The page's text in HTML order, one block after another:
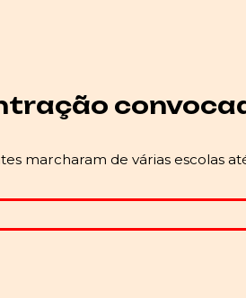
marcharam de várias escolas